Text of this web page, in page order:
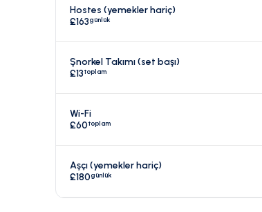
Hostes (yemekler hariç)
£163günlük
Şnorkel Takımı (set başı)
£13toplam
Wi-Fi
£60toplam
Aşçı (yemekler hariç)
£180günlük